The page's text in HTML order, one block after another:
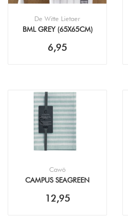
De Witte Lietaer
BML GREY (65X65CM)
6,95
Cawö
CAMPUS SEAGREEN
12,95